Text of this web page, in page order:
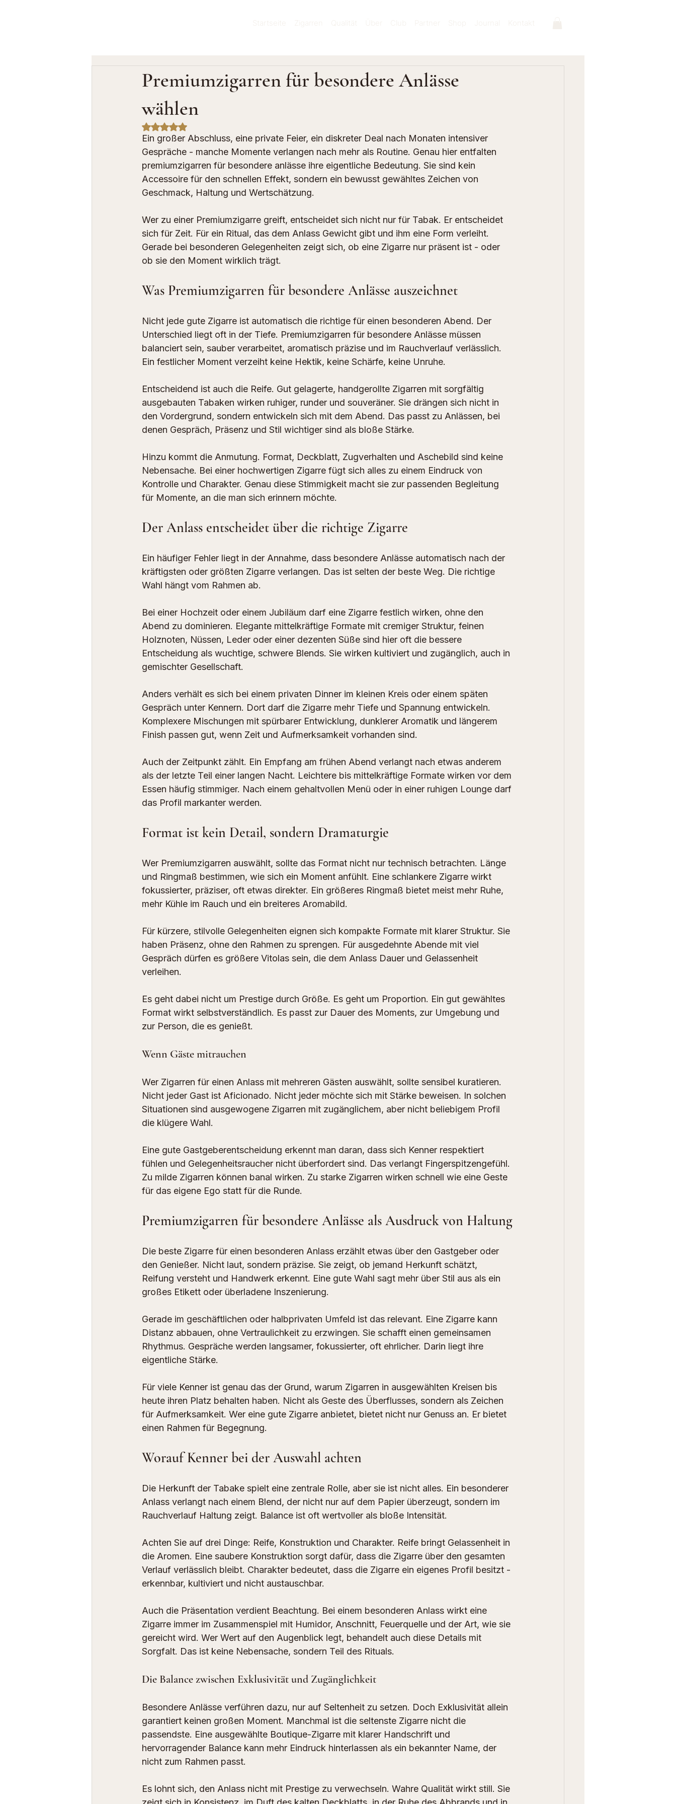
Premiumzigarren für besondere Anlässe
wählen
Mit NaN von 5 Sternen bewertet.
Ein großer Abschluss, eine private Feier, ein diskreter Deal nach Monaten intensiver
Gespräche - manche Momente verlangen nach mehr als Routine. Genau hier entfalten
premiumzigarren für besondere anlässe ihre eigentliche Bedeutung. Sie sind kein
Accessoire für den schnellen Effekt, sondern ein bewusst gewähltes Zeichen von
Geschmack, Haltung und Wertschätzung.
Wer zu einer Premiumzigarre greift, entscheidet sich nicht nur für Tabak. Er entscheidet
sich für Zeit. Für ein Ritual, das dem Anlass Gewicht gibt und ihm eine Form verleiht.
Gerade bei besonderen Gelegenheiten zeigt sich, ob eine Zigarre nur präsent ist - oder
ob sie den Moment wirklich trägt.
Was Premiumzigarren für besondere Anlässe auszeichnet
Nicht jede gute Zigarre ist automatisch die richtige für einen besonderen Abend. Der
Unterschied liegt oft in der Tiefe. Premiumzigarren für besondere Anlässe müssen
balanciert sein, sauber verarbeitet, aromatisch präzise und im Rauchverlauf verlässlich.
Ein festlicher Moment verzeiht keine Hektik, keine Schärfe, keine Unruhe.
Entscheidend ist auch die Reife. Gut gelagerte, handgerollte Zigarren mit sorgfältig
ausgebauten Tabaken wirken ruhiger, runder und souveräner. Sie drängen sich nicht in
den Vordergrund, sondern entwickeln sich mit dem Abend. Das passt zu Anlässen, bei
denen Gespräch, Präsenz und Stil wichtiger sind als bloße Stärke.
Hinzu kommt die Anmutung. Format, Deckblatt, Zugverhalten und Aschebild sind keine
Nebensache. Bei einer hochwertigen Zigarre fügt sich alles zu einem Eindruck von
Kontrolle und Charakter. Genau diese Stimmigkeit macht sie zur passenden Begleitung
für Momente, an die man sich erinnern möchte.
Der Anlass entscheidet über die richtige Zigarre
Ein häufiger Fehler liegt in der Annahme, dass besondere Anlässe automatisch nach der
kräftigsten oder größten Zigarre verlangen. Das ist selten der beste Weg. Die richtige
Wahl hängt vom Rahmen ab.
Bei einer Hochzeit oder einem Jubiläum darf eine Zigarre festlich wirken, ohne den
Abend zu dominieren. Elegante mittelkräftige Formate mit cremiger Struktur, feinen
Holznoten, Nüssen, Leder oder einer dezenten Süße sind hier oft die bessere
Entscheidung als wuchtige, schwere Blends. Sie wirken kultiviert und zugänglich, auch in
gemischter Gesellschaft.
Anders verhält es sich bei einem privaten Dinner im kleinen Kreis oder einem späten
Gespräch unter Kennern. Dort darf die Zigarre mehr Tiefe und Spannung entwickeln.
Komplexere Mischungen mit spürbarer Entwicklung, dunklerer Aromatik und längerem
Finish passen gut, wenn Zeit und Aufmerksamkeit vorhanden sind.
Auch der Zeitpunkt zählt. Ein Empfang am frühen Abend verlangt nach etwas anderem
als der letzte Teil einer langen Nacht. Leichtere bis mittelkräftige Formate wirken vor dem
Essen häufig stimmiger. Nach einem gehaltvollen Menü oder in einer ruhigen Lounge darf
das Profil markanter werden.
Format ist kein Detail, sondern Dramaturgie
Wer Premiumzigarren auswählt, sollte das Format nicht nur technisch betrachten. Länge
und Ringmaß bestimmen, wie sich ein Moment anfühlt. Eine schlankere Zigarre wirkt
fokussierter, präziser, oft etwas direkter. Ein größeres Ringmaß bietet meist mehr Ruhe,
mehr Kühle im Rauch und ein breiteres Aromabild.
Für kürzere, stilvolle Gelegenheiten eignen sich kompakte Formate mit klarer Struktur. Sie
haben Präsenz, ohne den Rahmen zu sprengen. Für ausgedehnte Abende mit viel
Gespräch dürfen es größere Vitolas sein, die dem Anlass Dauer und Gelassenheit
verleihen.
Es geht dabei nicht um Prestige durch Größe. Es geht um Proportion. Ein gut gewähltes
Format wirkt selbstverständlich. Es passt zur Dauer des Moments, zur Umgebung und
zur Person, die es genießt.
Wenn Gäste mitrauchen
Wer Zigarren für einen Anlass mit mehreren Gästen auswählt, sollte sensibel kuratieren.
Nicht jeder Gast ist Aficionado. Nicht jeder möchte sich mit Stärke beweisen. In solchen
Situationen sind ausgewogene Zigarren mit zugänglichem, aber nicht beliebigem Profil
die klügere Wahl.
Eine gute Gastgeberentscheidung erkennt man daran, dass sich Kenner respektiert
fühlen und Gelegenheitsraucher nicht überfordert sind. Das verlangt Fingerspitzengefühl.
Zu milde Zigarren können banal wirken. Zu starke Zigarren wirken schnell wie eine Geste
für das eigene Ego statt für die Runde.
Premiumzigarren für besondere Anlässe als Ausdruck von Haltung
Die beste Zigarre für einen besonderen Anlass erzählt etwas über den Gastgeber oder
den Genießer. Nicht laut, sondern präzise. Sie zeigt, ob jemand Herkunft schätzt,
Reifung versteht und Handwerk erkennt. Eine gute Wahl sagt mehr über Stil aus als ein
großes Etikett oder überladene Inszenierung.
Gerade im geschäftlichen oder halbprivaten Umfeld ist das relevant. Eine Zigarre kann
Distanz abbauen, ohne Vertraulichkeit zu erzwingen. Sie schafft einen gemeinsamen
Rhythmus. Gespräche werden langsamer, fokussierter, oft ehrlicher. Darin liegt ihre
eigentliche Stärke.
Für viele Kenner ist genau das der Grund, warum Zigarren in ausgewählten Kreisen bis
heute ihren Platz behalten haben. Nicht als Geste des Überflusses, sondern als Zeichen
für Aufmerksamkeit. Wer eine gute Zigarre anbietet, bietet nicht nur Genuss an. Er bietet
einen Rahmen für Begegnung.
Worauf Kenner bei der Auswahl achten
Die Herkunft der Tabake spielt eine zentrale Rolle, aber sie ist nicht alles. Ein besonderer
Anlass verlangt nach einem Blend, der nicht nur auf dem Papier überzeugt, sondern im
Rauchverlauf Haltung zeigt. Balance ist oft wertvoller als bloße Intensität.
Achten Sie auf drei Dinge: Reife, Konstruktion und Charakter. Reife bringt Gelassenheit in
die Aromen. Eine saubere Konstruktion sorgt dafür, dass die Zigarre über den gesamten
Verlauf verlässlich bleibt. Charakter bedeutet, dass die Zigarre ein eigenes Profil besitzt -
erkennbar, kultiviert und nicht austauschbar.
Auch die Präsentation verdient Beachtung. Bei einem besonderen Anlass wirkt eine
Zigarre immer im Zusammenspiel mit Humidor, Anschnitt, Feuerquelle und der Art, wie sie
gereicht wird. Wer Wert auf den Augenblick legt, behandelt auch diese Details mit
Sorgfalt. Das ist keine Nebensache, sondern Teil des Rituals.
Die Balance zwischen Exklusivität und Zugänglichkeit
Besondere Anlässe verführen dazu, nur auf Seltenheit zu setzen. Doch Exklusivität allein
garantiert keinen großen Moment. Manchmal ist die seltenste Zigarre nicht die
passendste. Eine ausgewählte Boutique-Zigarre mit klarer Handschrift und
hervorragender Balance kann mehr Eindruck hinterlassen als ein bekannter Name, der
nicht zum Rahmen passt.
Es lohnt sich, den Anlass nicht mit Prestige zu verwechseln. Wahre Qualität wirkt still. Sie